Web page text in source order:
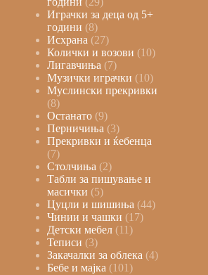
Играчки за деца од 5+
години 8
Исхрана 27
Колички и возови 10
Лигавчиња 7
Музички играчки 10
Муслински прекривки
8
Останато 9
Перничиња 3
Прекривки и ќебенца
7
Столчиња 2
Табли за пишување и
масички 5
Цуцли и шишиња 44
Чинии и чашки 17
Детски мебел 11
Теписи 3
Закачалки за облека 4
Бебе и мајка 101